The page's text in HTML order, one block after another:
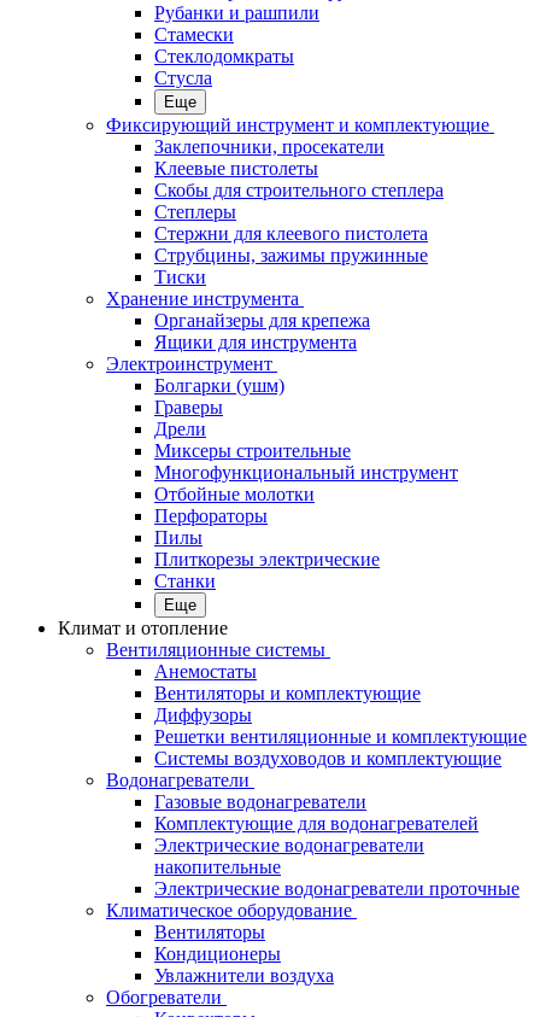
Рубанки и рашпили
Стамески
Стеклодомкраты
Стусла
Еще
Фиксирующий инструмент и комплектующие
Заклепочники, просекатели
Клеевые пистолеты
Скобы для строительного степлера
Степлеры
Стержни для клеевого пистолета
Струбцины, зажимы пружинные
Тиски
Хранение инструмента
Органайзеры для крепежа
Ящики для инструмента
Электроинструмент
Болгарки (ушм)
Граверы
Дрели
Миксеры строительные
Многофункциональный инструмент
Отбойные молотки
Перфораторы
Пилы
Плиткорезы электрические
Станки
Еще
Климат и отопление
Вентиляционные системы
Анемостаты
Вентиляторы и комплектующие
Диффузоры
Решетки вентиляционные и комплектующие
Системы воздуховодов и комплектующие
Водонагреватели
Газовые водонагреватели
Комплектующие для водонагревателей
Электрические водонагреватели
накопительные
Электрические водонагреватели проточные
Климатическое оборудование
Вентиляторы
Кондиционеры
Увлажнители воздуха
Обогреватели